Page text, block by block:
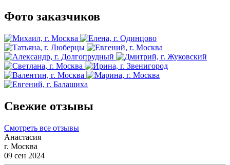
Фото заказчиков
Свежие отзывы
Смотреть все отзывы
Анастасия
г. Москва
09 сен 2024